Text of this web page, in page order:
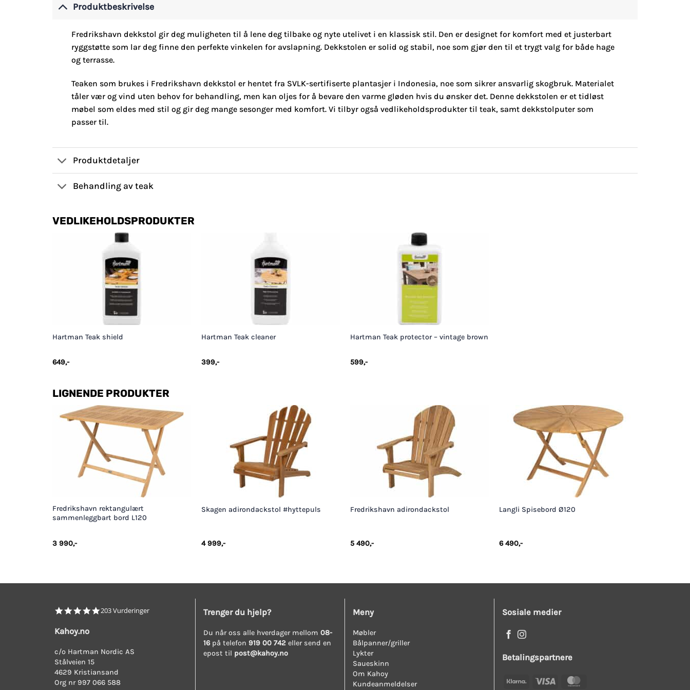
Produktbeskrivelse
Fredrikshavn dekkstol gir deg muligheten til å lene deg tilbake og nyte utelivet i en klassisk stil. Den er designet for komfort med et justerbart
ryggstøtte som lar deg finne den perfekte vinkelen for avslapning. Dekkstolen er solid og stabil, noe som gjør den til et trygt valg for både hage
og terrasse.
Teaken som brukes i Fredrikshavn dekkstol er hentet fra SVLK-sertifiserte plantasjer i Indonesia, noe som sikrer ansvarlig skogbruk. Materialet
tåler vær og vind uten behov for behandling, men kan oljes for å bevare den varme gløden hvis du ønsker det. Denne dekkstolen er et tidløst
møbel som eldes med stil og gir deg mange sesonger med komfort. Vi tilbyr også vedlikeholdsprodukter til teak, samt dekkstolputer som
passer til.
Produktdetaljer
Behandling av teak
VEDLIKEHOLDSPRODUKTER
Hartman Teak shield
649,-
Hartman Teak cleaner
399,-
Hartman Teak protector – vintage brown
599,-
LIGNENDE PRODUKTER
Fredrikshavn rektangulært
sammenleggbart bord L120
3 990,-
Skagen adirondackstol #hyttepuls
4 999,-
Fredrikshavn adirondackstol
5 490,-
Langli Spisebord Ø120
6 490,-
4.8
203 Vurderinger
Kahoy.no
c/o Hartman Nordic AS
Stålveien 15
4629 Kristiansand
Org nr 997 066 588
Trenger du hjelp?
Du når oss alle hverdager mellom08-
16på telefon 919 00 742 eller send en
epost til post@kahoy.no
Meny
Møbler
Bålpanner/griller
Lykter
Saueskinn
Om Kahoy
Kundeanmeldelser
Sosiale medier
Betalingspartnere
Klarna Visa